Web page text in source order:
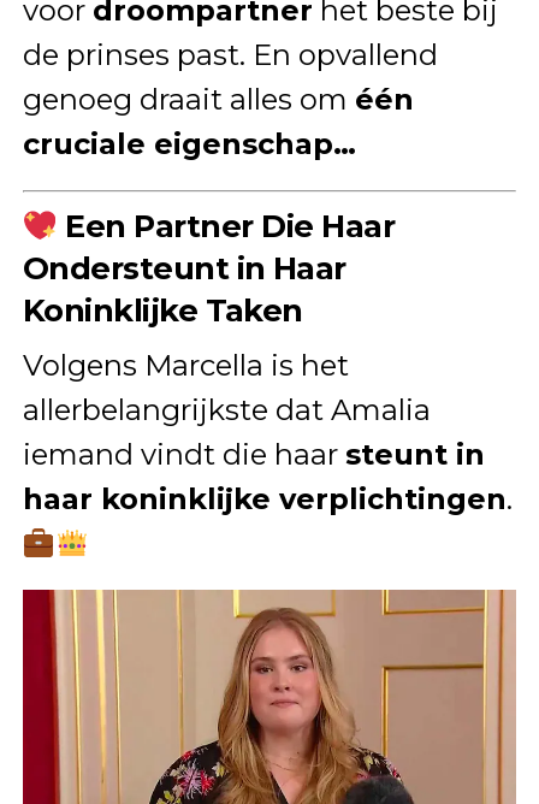
voor droompartner het beste bij
de prinses past. En opvallend
genoeg draait alles om één
cruciale eigenschap…
Een Partner Die Haar
Ondersteunt in Haar
Koninklijke Taken
Volgens Marcella is het
allerbelangrijkste dat Amalia
iemand vindt die haar steunt in
haar koninklijke verplichtingen.